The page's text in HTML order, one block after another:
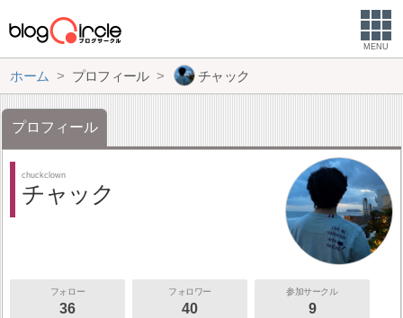
MENU
ホーム プロフィール チャック
プロフィール
chuckclown
チャック
フォロー
36
フォロワー
40
参加サークル
9